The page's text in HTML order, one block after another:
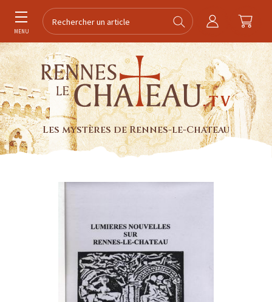
MENU
Les mystères de Rennes-le-Chateau